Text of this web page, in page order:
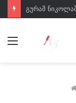
მენიუ